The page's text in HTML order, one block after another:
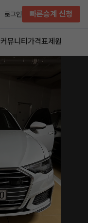
로그인 빠른승계 신청
커뮤니티 가격표제원